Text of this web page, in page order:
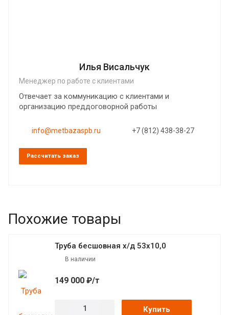
Илья Висальчук
Менеджер по работе с клиентами
Отвечает за коммуникацию с клиентами и
организацию преддоговорной работы
info@metbazaspb.ru +7 (812) 438-38-27
Рассчитать заказ
Похожие товары
Труба бесшовная х/д 53х10,0
В наличии
149 000 ₽/т
Купить